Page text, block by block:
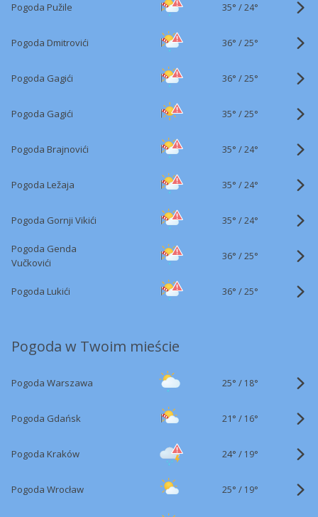
Pogoda Pužile 35° /24°
Pogoda Dmitrovići 36° /25°
Pogoda Gagići 36° /25°
Pogoda Gagići 35° /25°
Pogoda Brajnovići 35° /24°
Pogoda Ležaja 35° /24°
Pogoda Gornji Vikići 35° /24°
Pogoda Genda
Vučkovići
36° /25°
Pogoda Lukići 36° /25°
Pogoda w Twoim mieście
Pogoda Warszawa 25° / 18°
Pogoda Gdańsk 21° / 16°
Pogoda Kraków 24° / 19°
Pogoda Wrocław 25° / 19°